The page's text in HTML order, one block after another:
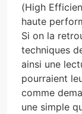
(High
haute
Si on la
techniques
ainsi une
pourraient
comme
une simple